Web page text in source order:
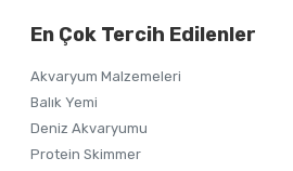
Ürün açıklamasında eksik
Ürün fiyatı diğer sitelerden
En Çok Tercih Edilenler
Akvaryum Malzemeleri
Balık Yemi
Deniz Akvaryumu
Protein Skimmer